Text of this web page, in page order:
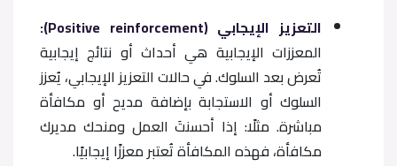
التعزيز الإيجابي (Positive reinforcement):
المعززات الإيجابية هي أحداث أو نتائج إيجابية
تُعرض بعد السلوك. في حالات التعزيز الإيجابي، يُعزز
السلوك أو الاستجابة بإضافة مديح أو مكافأة
مباشرة. مثلًا: إذا أحسنتَ العمل ومنحك مديرك
مكافأة، فهذه المكافأة تُعتبر معززًا إيجابيًا.